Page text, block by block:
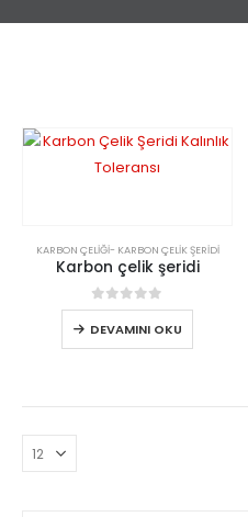
KARBON ÇELIĞI- KARBON ÇELIK ŞERIDI
Karbon çelik şeridi
05 üzerinden
DEVAMINI OKU